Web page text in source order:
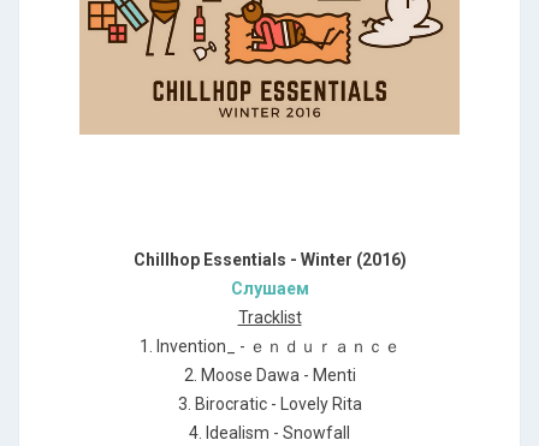
Chillhop Essentials - Winter (2016)
Слушаем
Tracklist
1. Invention_ - ｅｎｄｕｒａｎｃｅ
2. Moose Dawa - Menti
3. Birocratic - Lovely Rita
4. Idealism - Snowfall